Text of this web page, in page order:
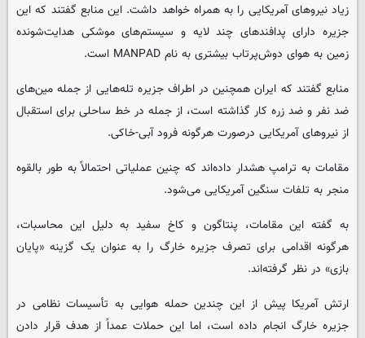
زیاد نیروهای آمریکایی را به همراه خواهد داشت. این منابع گفتند که این
جزیره دارای پدافندهای چند لایه و سیستم‌های موشکی هدایت‌شونده
زمین به هوای دوش‌پرتاب بیشتری به نام MANPAD است.
منابع گفتند که ایران همچنین در اطراف جزیره تله‌هایی از جمله مین‌های
ضد نفر و ضد زره کار گذاشته است، از جمله در خط ساحلی برای استقبال
از نیروهای آمریکایی درصورت هرگونه فرود آبی-خاکی.
مقامات به ترامپ هشدار داده‌اند که چنین عملیاتی احتمالاً به طور بالقوه
منجر به تلفات سنگین آمریکایی می‌شود.
به گفته این مقامات، پنتاگون و کاخ سفید به دلیل این محاسبات،
هرگونه اقدامی برای تصرف جزیره خارگ را به عنوان یک گزینه «پایان
بازی» در نظر گرفته‌اند.
ارتش آمریکا پیش از این چندین حمله هوایی به تأسیسات نظامی در
جزیره خارگ انجام داده است، اما این حملات عمداً از هدف قرار دادن